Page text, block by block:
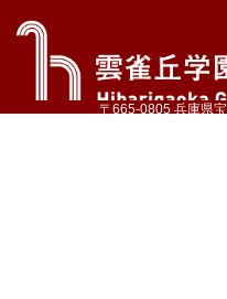
〒665-0805 兵庫県